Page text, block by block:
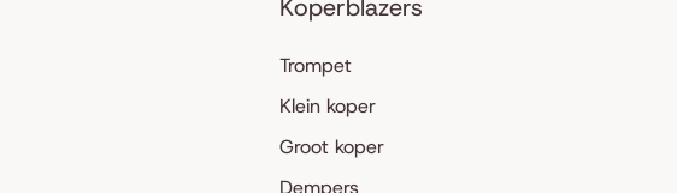
Koperblazers
Trompet
Klein koper
Groot koper
Dempers